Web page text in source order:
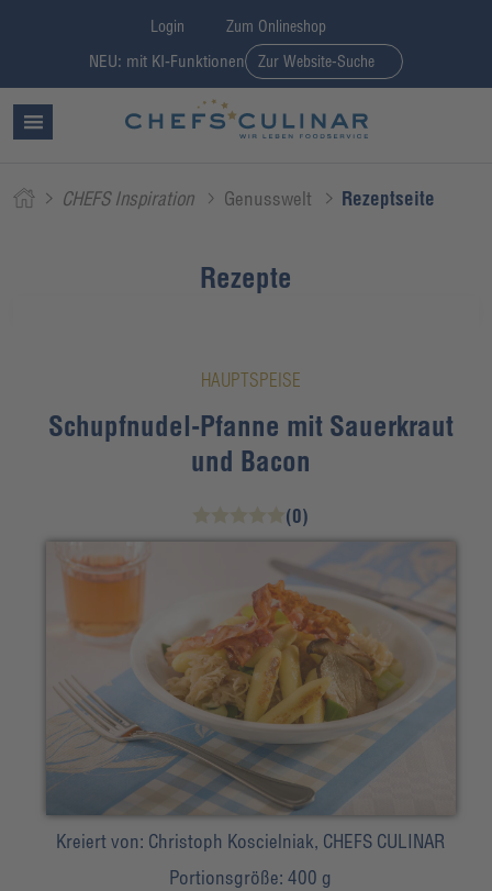
Login Zum Onlineshop
NEU: mit KI-Funktionen Zur Website-Suche
CHEFS Inspiration Genusswelt Rezeptseite
Rezepte
HAUPTSPEISE
Schupfnudel-Pfanne mit Sauerkraut
und Bacon
(0)
Kreiert von: Christoph Koscielniak, CHEFS CULINAR
Portionsgröße:400 g